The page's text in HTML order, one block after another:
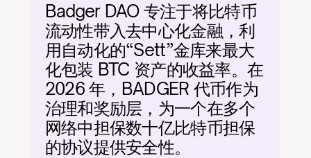
Badger DAO 专注于将比特币
流动性带入去中心化金融，利
用自动化的“Sett”金库来最大
化包装 BTC 资产的收益率。在
2026 年，BADGER 代币作为
治理和奖励层，为一个在多个
网络中担保数十亿比特币担保
的协议提供安全性。